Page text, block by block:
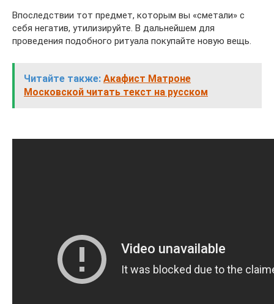
Впоследствии тот предмет, которым вы «сметали» с
себя негатив, утилизируйте. В дальнейшем для
проведения подобного ритуала покупайте новую вещь.
Читайте также: Акафист Матроне
Московской читать текст на русском